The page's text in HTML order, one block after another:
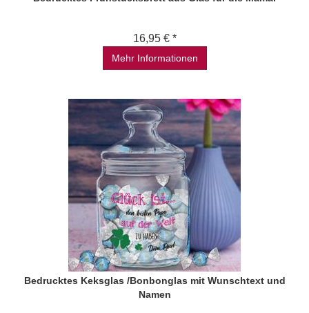
16,95 € *
Mehr Informationen
Bedrucktes Keksglas /Bonbonglas mit Wunschtext und
Namen